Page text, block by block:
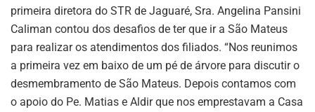
primeira diretora do STR de Jaguaré, Sra. Angelina Pansini
Caliman contou dos desafios de ter que ir a São Mateus
para realizar os atendimentos dos filiados. “Nos reunimos
a primeira vez em baixo de um pé de árvore para discutir o
desmembramento de São Mateus. Depois contamos com
o apoio do Pe. Matias e Aldir que nos emprestavam a Casa